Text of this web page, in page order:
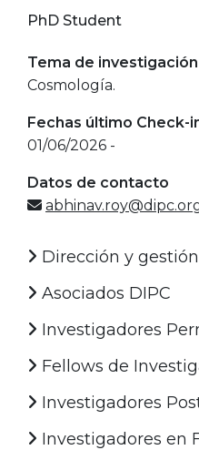
PhD Student
Tema de investigación
Cosmología.
Fechas último Check-
01/06/2026 -
Datos de contacto
Dirección y gestión
Asociados DIPC
Investigadores
Fellows de
Investigadores
Investigadores en